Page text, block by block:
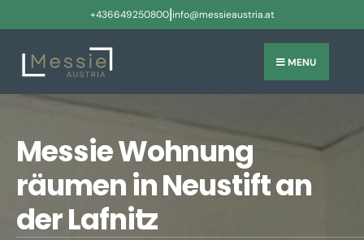
+436649250800|info@messieaustria.at
MENU
Messie Wohnung
räumen in Neustift an
der Lafnitz